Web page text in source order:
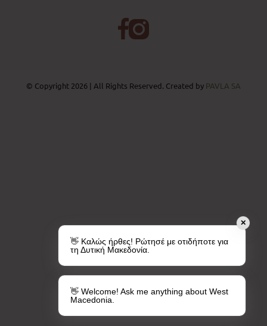
© Copyright 2026 | All Rights Reserved. Created by PAVLA SA
✕
👋 Καλώς ήρθες! Ρώτησέ με οτιδήποτε για
τη Δυτική Μακεδονία.
👋 Welcome! Ask me anything about West
Macedonia.